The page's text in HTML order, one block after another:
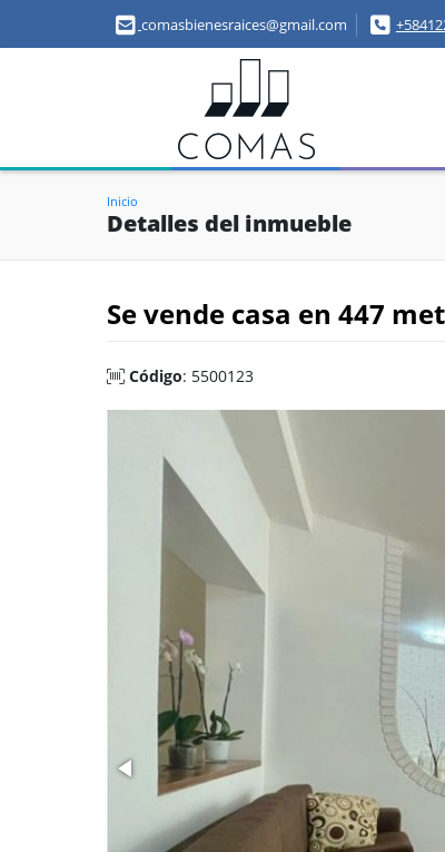
comasbienesraices@gmail.com
Inicio
Detalles del inmueble
Se vende casa en 447
Código: 5500123